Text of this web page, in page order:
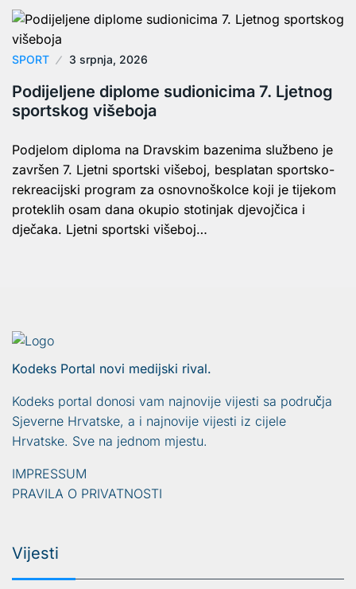
SPORT 3 srpnja, 2026
Podijeljene diplome sudionicima 7. Ljetnog
sportskog višeboja
Podjelom diploma na Dravskim bazenima službeno je
završen 7. Ljetni sportski višeboj, besplatan sportsko-
rekreacijski program za osnovnoškolce koji je tijekom
proteklih osam dana okupio stotinjak djevojčica i
dječaka. Ljetni sportski višeboj…
Kodeks Portal novi medijski rival.
Kodeks portal donosi vam najnovije vijesti sa područja
Sjeverne Hrvatske, a i najnovije vijesti iz cijele
Hrvatske. Sve na jednom mjestu.
IMPRESSUM
PRAVILA O PRIVATNOSTI
Vijesti